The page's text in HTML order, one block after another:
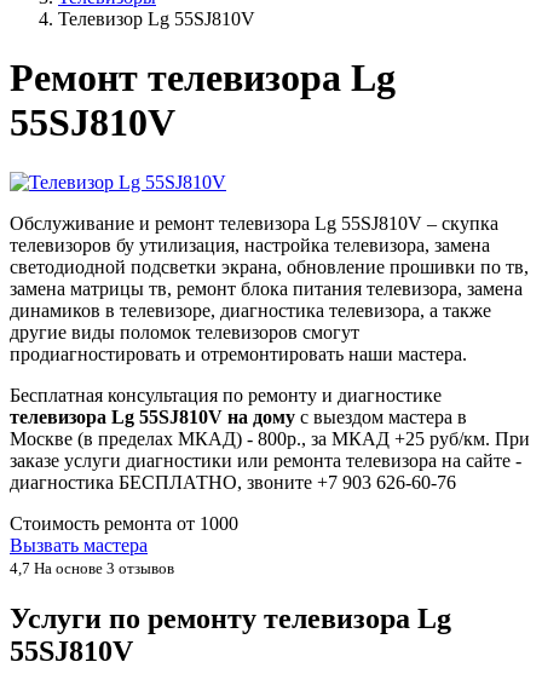
Телевизор Lg 55SJ810V
Ремонт телевизора Lg
55SJ810V
Обслуживание и ремонт телевизора Lg 55SJ810V – скупка
телевизоров бу утилизация, настройка телевизора, замена
светодиодной подсветки экрана, обновление прошивки по тв,
замена матрицы тв, ремонт блока питания телевизора, замена
динамиков в телевизоре, диагностика телевизора, а также
другие виды поломок телевизоров смогут
продиагностировать и отремонтировать наши мастера.
Бесплатная консультация по ремонту и диагностике
телевизора Lg 55SJ810V на дому с выездом мастера в
Москве (в пределах МКАД) - 800р., за МКАД +25 руб/км. При
заказе услуги диагностики или ремонта телевизора на сайте -
диагностика БЕСПЛАТНО, звоните +7 903 626-60-76
Стоимость ремонта от 1000
Вызвать мастера
4,7 На основе 3 отзывов
Услуги по ремонту телевизора Lg
55SJ810V